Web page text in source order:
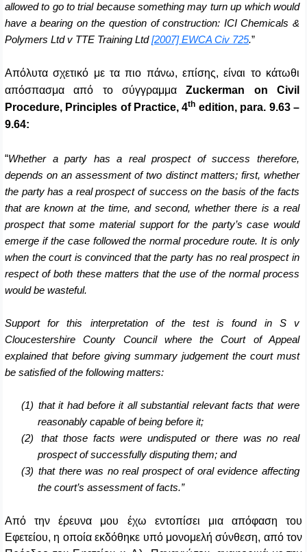
allowed to go to trial because something may turn up which would
have a bearing on the question of construction: ICI Chemicals &
Polymers Ltd v TTE Training Ltd[2007] EWCA Civ 725.”
Απόλυτα σχετικό με τα πιο πάνω, επίσης, είναι το κάτωθι
απόσπασμα από το σύγγραμμαZuckerman on Civil
Procedure, Principles of Practice, 4th edition, para. 9.63 –
9.64:
“Whether a party has a real prospect of success therefore,
depends on an assessment of two distinct matters; first, whether
the party has a real prospect of success on the basis of the facts
that are known at the time, and second, whether there is a real
prospect that some material support for the party’s case would
emerge if the case followed the normal procedure route. It is only
when the court is convinced that the party has no real prospect in
respect of both these matters that the use of the normal process
would be wasteful.
Support for this interpretation of the test is found in S v
Cloucestershire County Council where the Court of Appeal
explained that before giving summary judgement the court must
be satisfied of the following matters:
(1) that it had before it all substantial relevant facts that were
reasonably capable of being before it;
(2)
that those facts were undisputed or there was no real
prospect of successfully disputing them; and
(3) that there was no real prospect of oral evidence affecting
the court’s assessment of facts.”
Από την έρευνα μου έχω εντοπίσει μια απόφαση του
Εφετείου, η οποία εκδόθηκε υπό μονομελή σύνθεση, από τον